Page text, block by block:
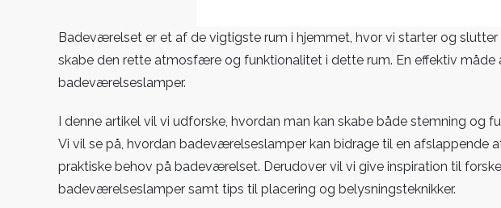
badeværelseslamper
Badeværelset er et af de vigtigste rum i hjemmet, hvor vi starter og
skabe den rette atmosfære og funktionalitet i dette rum. En effektiv
badeværelseslamper.
I denne artikel vil vi udforske, hvordan man kan skabe både stemning og
Vi vil se på, hvordan badeværelseslamper kan bidrage til en
praktiske behov på badeværelset. Derudover vil vi give inspiration til
badeværelseslamper samt tips til placering og belysningsteknikker.